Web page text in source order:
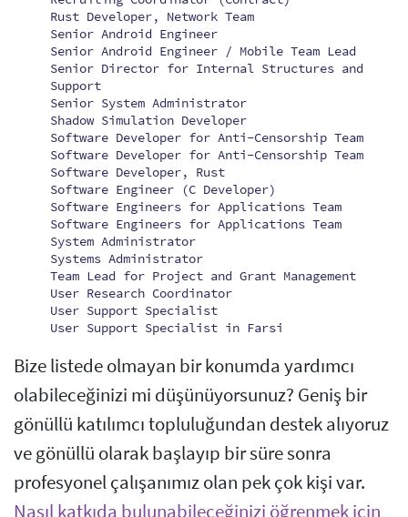
Rust Developer, Network Team
Senior Android Engineer
Senior Android Engineer / Mobile Team Lead
Senior Director for Internal Structures and
Support
Senior System Administrator
Shadow Simulation Developer
Software Developer for Anti-Censorship Team
Software Developer for Anti-Censorship Team
Software Developer, Rust
Software Engineer (C Developer)
Software Engineers for Applications Team
Software Engineers for Applications Team
System Administrator
Systems Administrator
Team Lead for Project and Grant Management
User Research Coordinator
User Support Specialist
User Support Specialist in Farsi
Bize listede olmayan bir konumda yardımcı
olabileceğinizi mi düşünüyorsunuz? Geniş bir
gönüllü katılımcı topluluğundan destek alıyoruz
ve gönüllü olarak başlayıp bir süre sonra
profesyonel çalışanımız olan pek çok kişi var.
Nasıl katkıda bulunabileceğinizi öğrenmek için